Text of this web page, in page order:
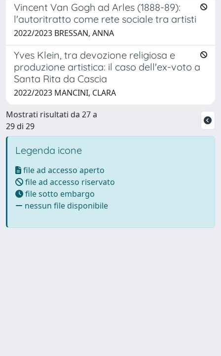
Vincent Van Gogh ad Arles (1888-89):
l'autoritratto come rete sociale tra artisti
2022/2023 BRESSAN, ANNA
Yves Klein, tra devozione religiosa e
produzione artistica: il caso dell'ex-voto a
Santa Rita da Cascia
2022/2023 MANCINI, CLARA
Mostrati risultati da 27 a
29 di 29
Legenda icone
file ad accesso aperto
file ad accesso riservato
file sotto embargo
nessun file disponibile